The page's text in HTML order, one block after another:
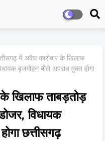
में अवैध कारोबार के खिलाफ
बृजमोहन बोले अपराध मुक्त होगा
के खिलाफ ताबड़तोड़
विधायक
छत्तीसगढ़